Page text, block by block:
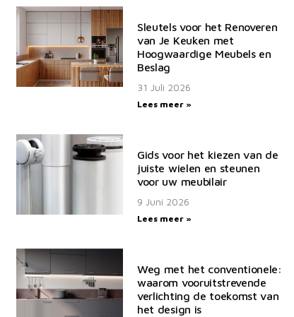
Sleutels voor het Renoveren
van Je Keuken met
Hoogwaardige Meubels en
Beslag
31 Juli 2026
Lees meer »
Gids voor het kiezen van de
juiste wielen en steunen
voor uw meubilair
9 Juni 2026
Lees meer »
Weg met het conventionele:
waarom vooruitstrevende
verlichting de toekomst van
het design is